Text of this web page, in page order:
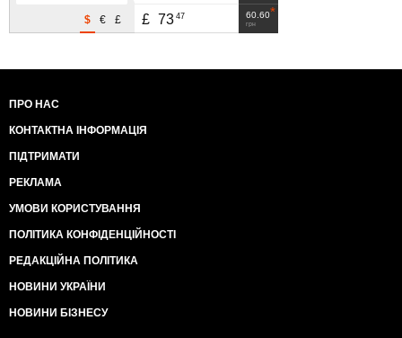
£
€
$ 60.60
грн
£ 73 47
ПРО НАС
КОНТАКТНА ІНФОРМАЦІЯ
ПІДТРИМАТИ
РЕКЛАМА
УМОВИ КОРИСТУВАННЯ
ПОЛІТИКА КОНФІДЕНЦІЙНОСТІ
РЕДАКЦІЙНА ПОЛІТИКА
НОВИНИ УКРАЇНИ
НОВИНИ БІЗНЕСУ